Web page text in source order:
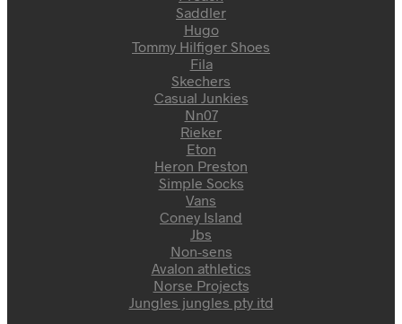
Saddler
Hugo
Tommy Hilfiger Shoes
Fila
Skechers
Casual Junkies
Nn07
Rieker
Eton
Heron Preston
Simple Socks
Vans
Coney Island
Jbs
Non-sens
Avalon athletics
Norse Projects
Jungles jungles pty itd